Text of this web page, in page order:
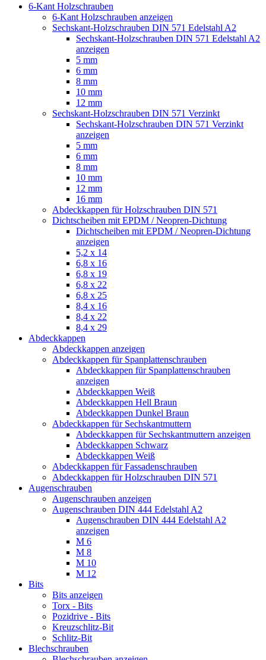
6-Kant Holzschrauben
6-Kant Holzschrauben anzeigen
Sechskant-Holzschrauben DIN 571 Edelstahl A2
Sechskant-Holzschrauben DIN 571 Edelstahl A2
anzeigen
5 mm
6 mm
8 mm
10 mm
12 mm
Sechskant-Holzschrauben DIN 571 Verzinkt
Sechskant-Holzschrauben DIN 571 Verzinkt
anzeigen
5 mm
6 mm
8 mm
10 mm
12 mm
16 mm
Abdeckkappen für Holzschrauben DIN 571
Dichtscheiben mit EPDM / Neopren-Dichtung
Dichtscheiben mit EPDM / Neopren-Dichtung
anzeigen
5,2 x 14
6,8 x 16
6,8 x 19
6,8 x 22
6,8 x 25
8,4 x 16
8,4 x 22
8,4 x 29
Abdeckkappen
Abdeckkappen anzeigen
Abdeckkappen für Spanplattenschrauben
Abdeckkappen für Spanplattenschrauben
anzeigen
Abdeckkappen Weiß
Abdeckkappen Hell Braun
Abdeckkappen Dunkel Braun
Abdeckkappen für Sechskantmuttern
Abdeckkappen für Sechskantmuttern anzeigen
Abdeckkappen Schwarz
Abdeckkappen Weiß
Abdeckkappen für Fassadenschrauben
Abdeckkappen für Holzschrauben DIN 571
Augenschrauben
Augenschrauben anzeigen
Augenschrauben DIN 444 Edelstahl A2
Augenschrauben DIN 444 Edelstahl A2
anzeigen
M 6
M 8
M 10
M 12
Bits
Bits anzeigen
Torx - Bits
Pozidrive - Bits
Kreuzschlitz-Bit
Schlitz-Bit
Blechschrauben